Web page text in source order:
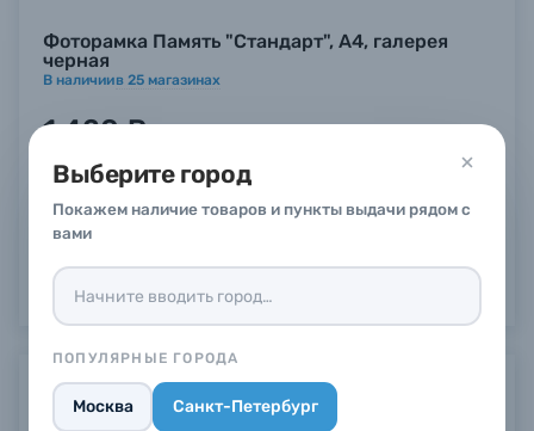
Выберите город
Покажем наличие товаров и пункты выдачи рядом с
вами
ПОПУЛЯРНЫЕ ГОРОДА
Москва Санкт-Петербург
Фоторамка Память "Стандарт", А4, галерея
черная
В наличиив 25 магазинах
1 420 ₽
Купить